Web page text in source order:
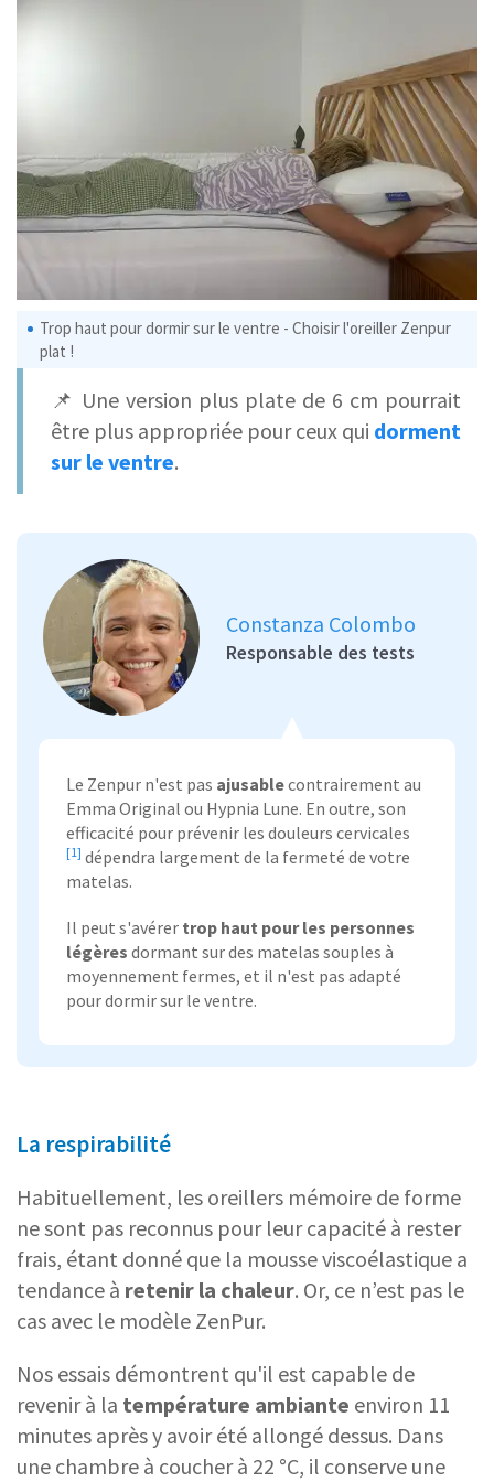
Trop haut pour dormir sur le ventre - Choisir l'oreiller Zenpur
plat !
📌 Une version plus plate de 6 cm pourrait
être plus appropriée pour ceux qui dorment
sur le ventre.
Le Zenpur n'est pas ajusablecontrairement au
Emma Original ou Hypnia Lune. En outre, son
efficacité pour prévenir les douleurs cervicales
[1] dépendra largement de la fermeté de votre
matelas.
Il peut s'avérer trop haut pour les personnes
légères dormant sur des matelas souples à
moyennement fermes, et il n'est pas adapté
pour dormir sur le ventre.
Constanza Colombo
Responsable des tests
La respirabilité
Habituellement, les oreillers mémoire de forme
ne sont pas reconnus pour leur capacité à rester
frais, étant donné que la mousse viscoélastique a
tendance à retenir la chaleur. Or, ce n’est pas le
cas avec le modèle ZenPur.
Nos essais démontrent qu'il est capable de
revenir à la température ambiante environ 11
minutes après y avoir été allongé dessus. Dans
une chambre à coucher à 22 °C, il conserve une